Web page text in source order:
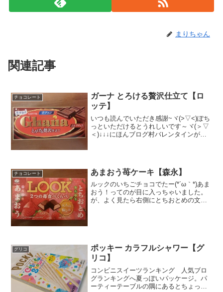
まりちゃん
関連記事
チョコレート
ガーナ とろける贅沢仕立て【ロ
ッテ】
いつも読んでいただき感謝~ヾ(>▽<)ぽち
っといただけるとうれしいです～ヾ(＞▽
＜)↓↓↓にほんブログ村バレンタインが目
チョコレート あまおう苺ケーキ【森永】
ルックのいちごチョコでたー(*´ω｀*)あま
おう！ってのが目に入っちゃいました。
が、よく見たら右側にとちおとめの文字
グリコ
ポッキー カラフルシャワー【グ
リコ】
コンビニスイーツランキング 人気ブロ
グランキングへ夏っぽいパッケージ。パ
ーティーテーブルの隅にあるとちょっと